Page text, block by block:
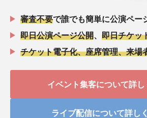
審査不要で誰でも簡単に公演ペー
即日公演ページ公開
即日チケッ
チケット電子化、座席管理、来場
イベント集客について詳し
ライブ配信について詳し